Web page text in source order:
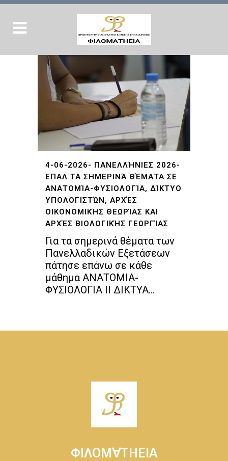
4-06-2026- ΠΑΝΕΛΛΉΝΙΕΣ 2026-
ΕΠΑΛ ΤΑ ΣΗΜΕΡΙΝΆ ΘΈΜΑΤΑ ΣΕ
ΑΝΑΤΟΜΊΑ-ΦΥΣΙΟΛΟΓΊΑ, ΔΊΚΤΥΟ
ΥΠΟΛΟΓΙΣΤΏΝ, ΑΡΧΈΣ
ΟΙΚΟΝΟΜΙΚΉΣ ΘΕΩΡΊΑΣ ΚΑΙ
ΑΡΧΈΣ ΒΙΟΛΟΓΙΚΉΣ ΓΕΩΡΓΊΑΣ
Για τα σημερινά θέματα των
Πανελλαδικών Εξετάσεων
πάτησε επάνω σε κάθε
μάθημα ΑΝΑΤΟΜΙΑ-
ΦΥΣΙΟΛΟΓΙΑ II ΔΙΚΤΥΑ...
ΦΙΛΟΜ∀ΤΗΕΙΑ